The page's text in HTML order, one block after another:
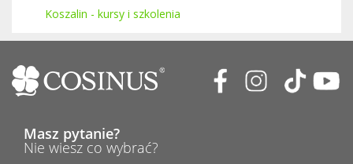
Koszalin - kursy i szkolenia
Masz pytanie?
Nie wiesz co wybrać?